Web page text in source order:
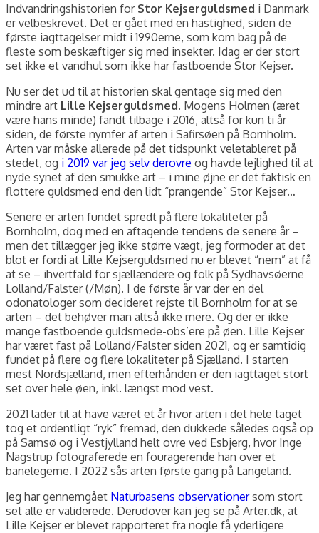
Indvandringshistorien for Stor Kejserguldsmed i Danmark
er velbeskrevet. Det er gået med en hastighed, siden de
første iagttagelser midt i 1990erne, som kom bag på de
fleste som beskæftiger sig med insekter. Idag er der stort
set ikke et vandhul som ikke har fastboende Stor Kejser.
Nu ser det ud til at historien skal gentage sig med den
mindre art Lille Kejserguldsmed. Mogens Holmen (æret
være hans minde) fandt tilbage i 2016, altså for kun ti år
siden, de første nymfer af arten i Safirsøen på Bornholm.
Arten var måske allerede på det tidspunkt veletableret på
stedet, og i 2019 var jeg selv derovre og havde lejlighed til at
nyde synet af den smukke art – i mine øjne er det faktisk en
flottere guldsmed end den lidt “prangende” Stor Kejser…
Senere er arten fundet spredt på flere lokaliteter på
Bornholm, dog med en aftagende tendens de senere år –
men det tillægger jeg ikke større vægt, jeg formoder at det
blot er fordi at Lille Kejserguldsmed nu er blevet “nem” at få
at se – ihvertfald for sjællændere og folk på Sydhavsøerne
Lolland/Falster (/Møn). I de første år var der en del
odonatologer som decideret rejste til Bornholm for at se
arten – det behøver man altså ikke mere. Og der er ikke
mange fastboende guldsmede-obs’ere på øen. Lille Kejser
har været fast på Lolland/Falster siden 2021, og er samtidig
fundet på flere og flere lokaliteter på Sjælland. I starten
mest Nordsjælland, men efterhånden er den iagttaget stort
set over hele øen, inkl. længst mod vest.
2021 lader til at have været et år hvor arten i det hele taget
tog et ordentligt “ryk” fremad, den dukkede således også op
på Samsø og i Vestjylland helt ovre ved Esbjerg, hvor Inge
Nagstrup fotograferede en fouragerende han over et
banelegeme. I 2022 sås arten første gang på Langeland.
Jeg har gennemgået Naturbasens observationersom stort
set alle er validerede. Derudover kan jeg se på Arter.dk, at
Lille Kejser er blevet rapporteret fra nogle få yderligere